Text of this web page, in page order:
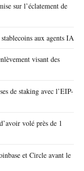
sur l’éclatement de
aux agents IA
visant des
de staking avec l’EIP-
volé près de 1
et Circle avant le